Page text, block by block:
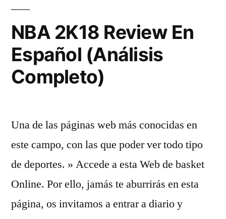
CamisetasFyB»
NBA 2K18 Review En
Español (Análisis
Completo)
Una de las páginas web más conocidas en
este campo, con las que poder ver todo tipo
de deportes. » Accede a esta Web de basket
Online. Por ello, jamás te aburrirás en esta
página, os invitamos a entrar a diario y